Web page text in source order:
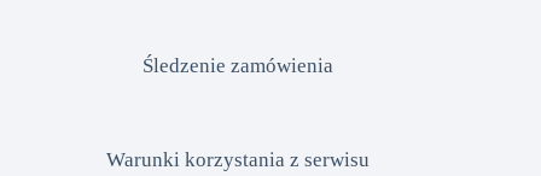
Śledzenie zamówienia
Warunki korzystania z serwisu